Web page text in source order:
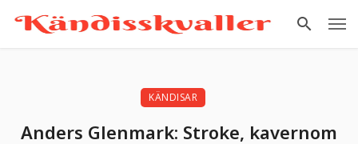
KÄNDISAR
Anders Glenmark: Stroke, kavernom